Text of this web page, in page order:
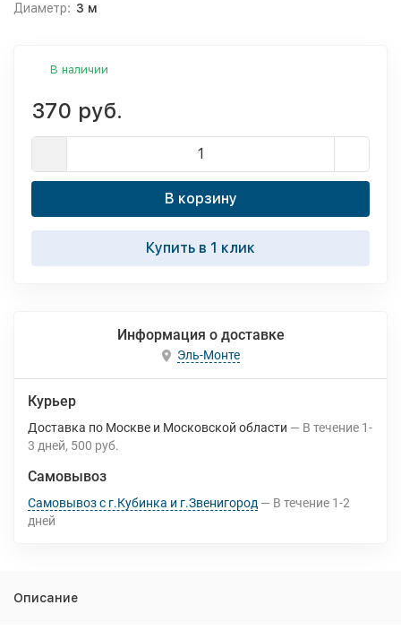
Диаметр: 3 м
В наличии
370 руб.
В корзину
Купить в 1 клик
Информация о доставке
Эль-Монте
Курьер
Доставка по Москве и Московской области В течение 1-
3 дней 500 руб.
Самовывоз
Самовывоз с г.Кубинка и г.Звенигород В течение 1-2
дней
Описание